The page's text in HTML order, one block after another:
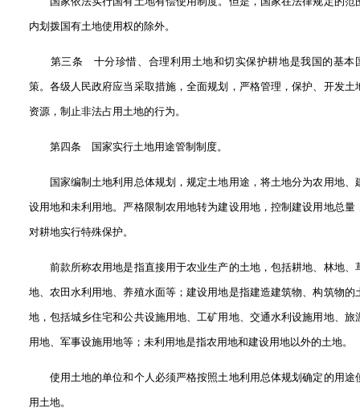
内划拨国有土地使用权的除外。
第三条 十分珍惜、合理利用土地和切实保护耕地是我国的基本
策。各级人民政府应当采取措施，全面规划，严格管理，保护、开发土
资源，制止非法占用土地的行为。
第四条 国家实行土地用途管制制度。
国家编制土地利用总体规划，规定土地用途，将土地分为农用地、
设用地和未利用地。严格限制农用地转为建设用地，控制建设用地总量
对耕地实行特殊保护。
前款所称农用地是指直接用于农业生产的土地，包括耕地、林地、
地、农田水利用地、养殖水面等；建设用地是指建造建筑物、构筑物的
地，包括城乡住宅和公共设施用地、工矿用地、交通水利设施用地、旅
用地、军事设施用地等；未利用地是指农用地和建设用地以外的土地。
使用土地的单位和个人必须严格按照土地利用总体规划确定的用途
用土地。